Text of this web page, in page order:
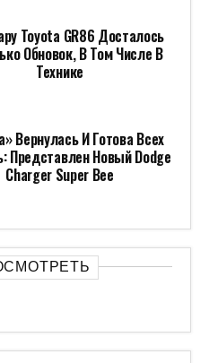
Toyota GR86 Досталось
Обновок, В Том Числе В
Технике
Вернулась И Готова Всех
Представлен Новый Dodge
Charger Super Bee